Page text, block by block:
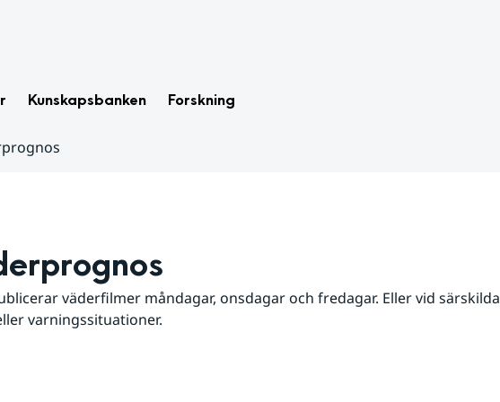
Kunskapsbanken Forskning
väderfilmer måndagar, onsdagar och fredagar. Eller vid särskilda
varningssituationer.